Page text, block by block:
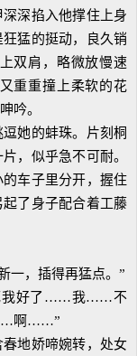
深掐入他撑住上身
猛的挺动，良久销
双肩，略微放慢速
重重撞上柔软的花
吟。
她的蚌珠。片刻桐
，似乎急不可耐。
车子里分开，握住
了身子配合着工藤
一，插得再猛点。”
好了……我……不
啊……”
地娇啼婉转，处女